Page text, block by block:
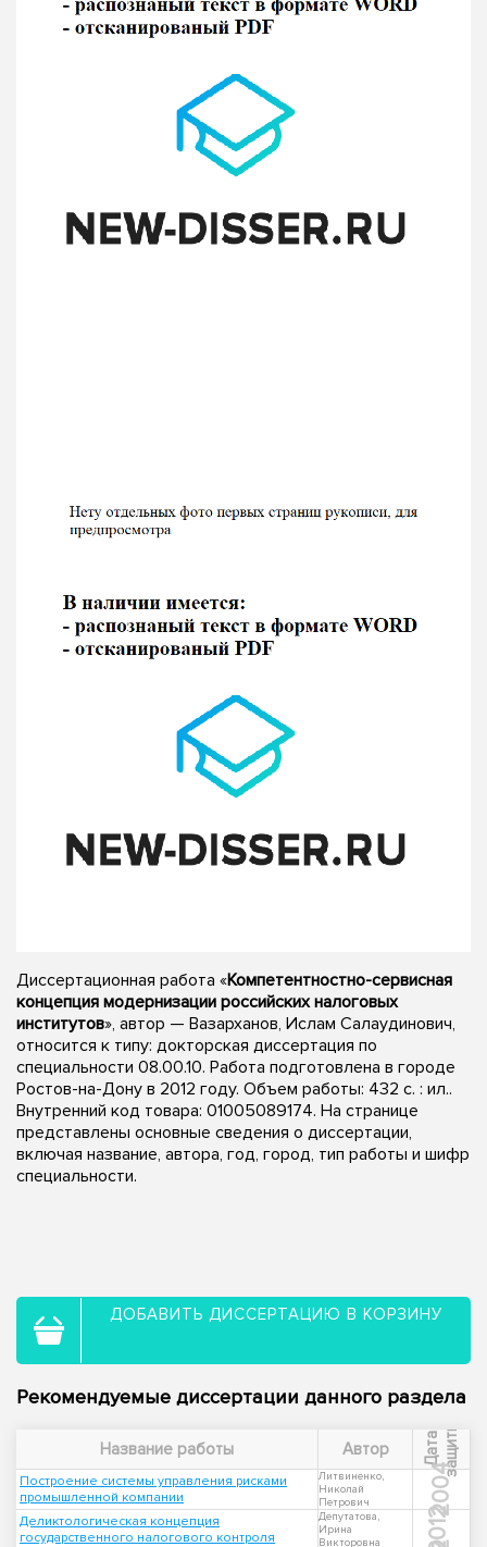
Диссертационная работа «Компетентностно-сервисная
концепция модернизации российских налоговых
институтов», автор — Вазарханов, Ислам Салаудинович,
относится к типу: докторская диссертация по
специальности 08.00.10. Работа подготовлена в городе
Ростов-на-Дону в 2012 году. Объем работы: 432 с. : ил..
Внутренний код товара: 01005089174. На странице
представлены основные сведения о диссертации,
включая название, автора, год, город, тип работы и шифр
специальности.
ДОБАВИТЬ ДИССЕРТАЦИЮ В КОРЗИНУ
Рекомендуемые диссертации данного раздела
Название работы Автор Д
а
т
а
з
а
щ
и
ты
Построение системы управления рисками
промышленной компании
Литвиненко,
Николай
Петрович
2004
Деликтологическая концепция
государственного налогового контроля
Депутатова,
Ирина
Викторовна
2012